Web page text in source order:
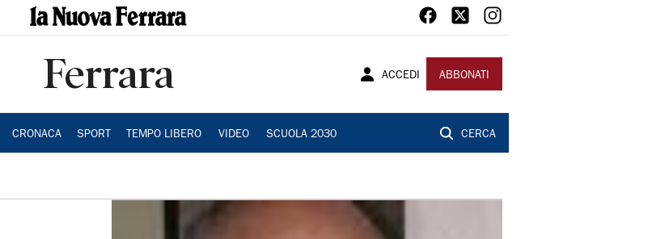
Ferrara ACCEDI ABBONATI
CRONACA SPORT TEMPO LIBERO VIDEO SCUOLA 2030 CERCA